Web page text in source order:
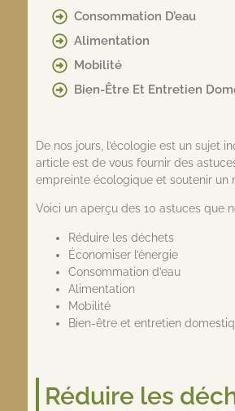
Consommation D’eau
Alimentation
Mobilité
Bien-Être Et Entretien
De nos jours, l’écologie est un sujet
article est de vous fournir des
empreinte écologique et soutenir un
Voici un aperçu des 10 astuces que
Réduire les déchets
Économiser l’énergie
Consommation d’eau
Alimentation
Mobilité
Bien-être et entretien
Réduire les